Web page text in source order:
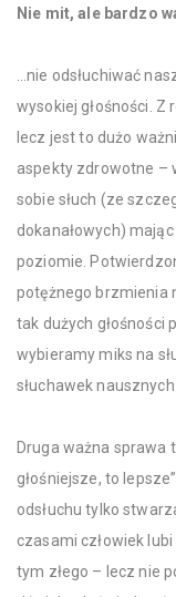
Nie mit, ale bardzo
…nie odsłuchiwać
wysokiej głośności.
lecz jest to dużo
aspekty zdrowotne –
sobie słuch (ze
dokanałowych)
poziomie.
potężnego brzmienia
tak dużych głośności
wybieramy miks na
słuchawek
Druga ważna sprawa
głośniejsze, to
odsłuchu tylko
czasami człowiek
tym złego – lecz nie